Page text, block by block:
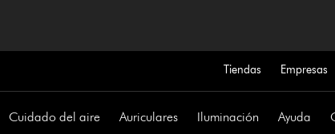
Tiendas Empresas
Cuidado del aire Auriculares Iluminación Ayuda